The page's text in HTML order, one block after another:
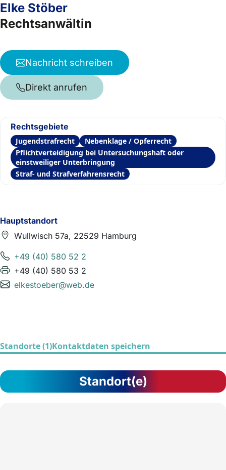
Hauptstandort
Wullwisch 57a, 22529 Hamburg
+49 (40) 580 52 2
+49 (40) 580 53 2
elkestoeber@web.de
Elke Stöber
Rechtsanwältin
Nachricht schreiben
Direkt anrufen
Rechtsgebiete
Jugendstrafrecht
Nebenklage / Opferrecht
Pflichtverteidigung bei Untersuchungshaft oder
einstweiliger Unterbringung
Straf- und Strafverfahrensrecht
Standorte (1)Kontaktdaten speichern
Standort(e)